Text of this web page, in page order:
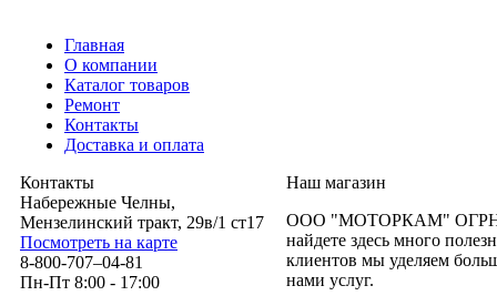
Главная
О компании
Каталог товаров
Ремонт
Контакты
Доставка и оплата
Контакты
Набережные Челны,
Мензелинский тракт, 29в/1 ст17
Посмотреть на карте
8-800-707–04-81
Пн-Пт 8:00 - 17:00
Наш магазин
ООО "МОТОРКАМ" ОГРН
найдете здесь много
клиентов мы уделяем
нами услуг.